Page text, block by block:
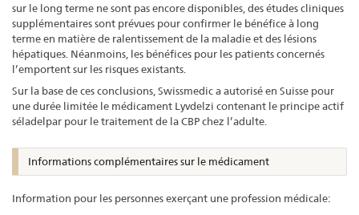
sur le long terme ne sont pas encore disponibles, des études cliniques
supplémentaires sont prévues pour confirmer le bénéfice à long
terme en matière de ralentissement de la maladie et des lésions
hépatiques. Néanmoins, les bénéfices pour les patients concernés
l’emportent sur les risques existants.
Sur la base de ces conclusions, Swissmedic a autorisé en Suisse pour
une durée limitée le médicament Lyvdelzi contenant le principe actif
séladelpar pour le traitement de la CBP chez l’adulte.
Informations complémentaires sur le médicament
Information pour les personnes exerçant une profession médicale: